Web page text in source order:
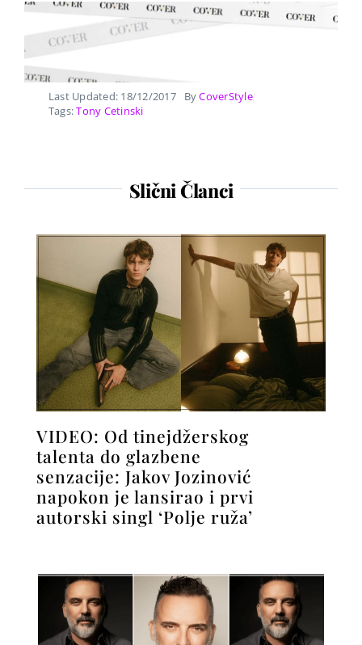
Last Updated: 18/12/2017 ByCoverStyle
Tags:Tony Cetinski
Slični Članci
VIDEO: Od tinejdžerskog
talenta do glazbene
senzacije: Jakov Jozinović
napokon je lansirao i prvi
autorski singl ‘Polje ruža’